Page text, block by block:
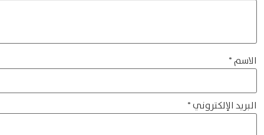
الاسم*
البريد الإلكتروني*